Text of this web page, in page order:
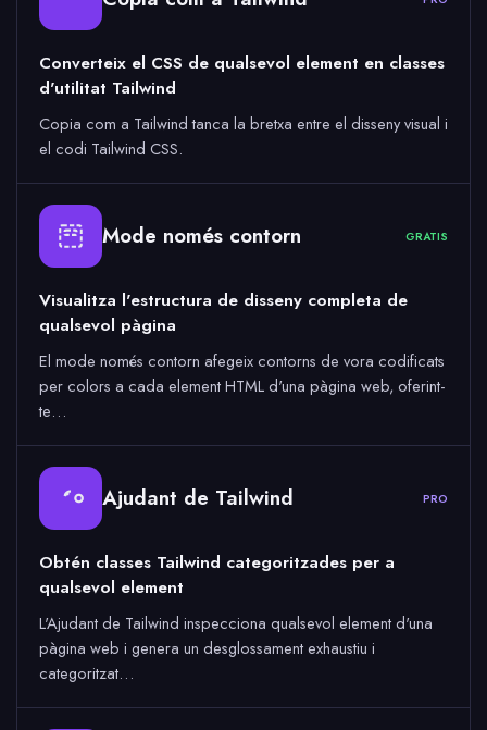
Converteix el CSS de qualsevol element en classes
d'utilitat Tailwind
Copia com a Tailwind tanca la bretxa entre el disseny visual i
el codi Tailwind CSS.
Mode només contorn GRATIS
Visualitza l'estructura de disseny completa de
qualsevol pàgina
El mode només contorn afegeix contorns de vora codificats
per colors a cada element HTML d'una pàgina web, oferint-
te…
Ajudant de Tailwind PRO
Obtén classes Tailwind categoritzades per a
qualsevol element
L'Ajudant de Tailwind inspecciona qualsevol element d'una
pàgina web i genera un desglossament exhaustiu i
categoritzat…